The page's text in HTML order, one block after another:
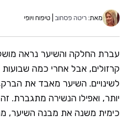
מאת: ריטה פסחוב | טיפוח ויופי
עברת החלקה והשיער נראה
קרזולים, אבל אחרי כמה
לשינויים. השיער מאבד את
יותר, ואפילו הנשירה מתגברת.
כימית משנה את מבנה השיער,